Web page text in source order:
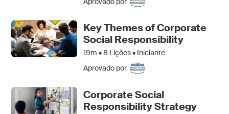
Key Themes of Corporate
Social Responsibility
19m •8 Lições • Iniciante
Aprovado por
Corporate Social
Responsibility Strategy